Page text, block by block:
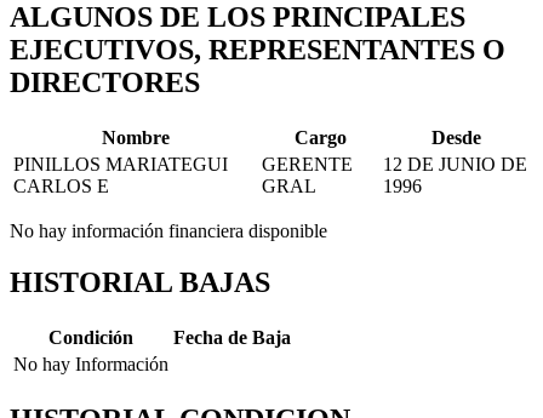
ALGUNOS DE LOS PRINCIPALES
EJECUTIVOS, REPRESENTANTES O
DIRECTORES
Nombre Cargo
Desde
PINILLOS MARIATEGUI
CARLOS E
GERENTE
GRAL
12 DE JUNIO DE
1996
No hay información financiera disponible
HISTORIAL BAJAS
Condición
Fecha de Baja
No hay Información